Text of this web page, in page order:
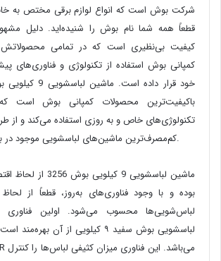
شرکت بوش است که انواع لوازم برقی مختص به
قطعاً همه شما نام بوش را شنیده‌اید. دلیل
کیفیت بی‌نظیری است که در تمامی
کمپانی بوش استفاده از تکنولوژی و فناوری‌های
باکیفیت‌ترین محصولات کمپانی بوش است
تکنولوژی‌های خاص و به روزی استفاده می‌کند و از
کم‌مصرف‌ترین ماشین‌های لباسشویی موجود در بازار به شمار می‌آید.
ماشین لباسشویی 9
بوده و با وجود فناوری‌های به‌روز، قطعاً از لحاظ
لباس‌شویی‌ها محسوب می‌شود. اولین فناوری
لباسشویی بوش سفید ۹ کیلویی از آن